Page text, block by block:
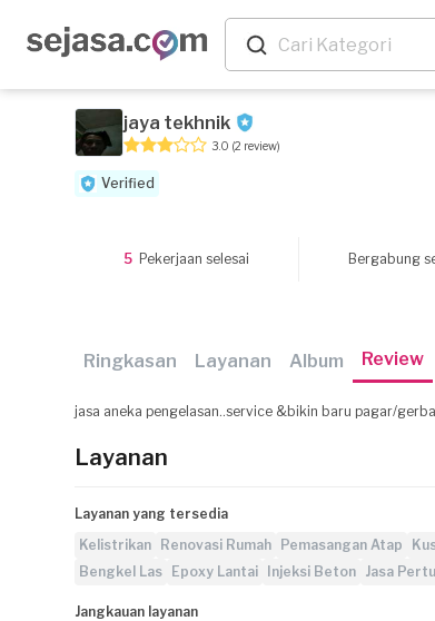
jaya tekhnik
3.0 (2 review)
Verified
5Pekerjaan selesai Bergabung
Ringkasan Layanan Album Review
jasa aneka pengelasan..service &bikin baru pagar/
Layanan
Layanan yang tersedia
Kelistrikan
Renovasi Rumah Pemasangan Atap
Bengkel Las
Epoxy Lantai Injeksi Beton Jasa
Jangkauan layanan